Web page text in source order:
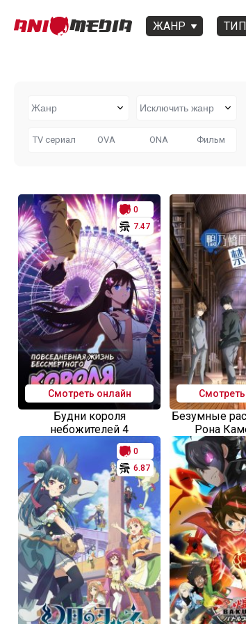
ЖАНР ТИП
TV сериал OVA ONA Фильм
0
7.47
Смотреть онлайн
Будни короля
небожителей 4
Безумные
Рона
0
6.87